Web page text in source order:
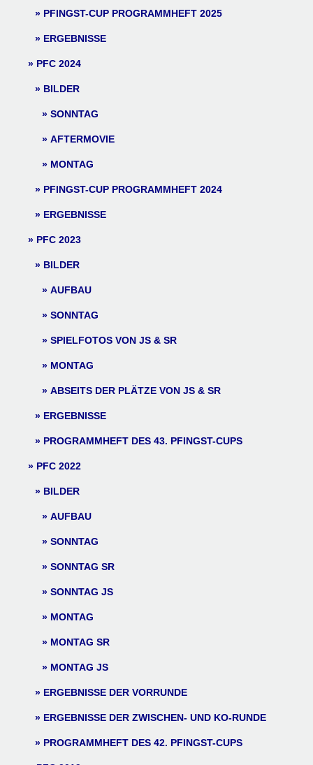
PFINGST-CUP PROGRAMMHEFT 2025
ERGEBNISSE
PFC 2024
BILDER
SONNTAG
AFTERMOVIE
MONTAG
PFINGST-CUP PROGRAMMHEFT 2024
ERGEBNISSE
PFC 2023
BILDER
AUFBAU
SONNTAG
SPIELFOTOS VON JS & SR
MONTAG
ABSEITS DER PLÄTZE VON JS & SR
ERGEBNISSE
PROGRAMMHEFT DES 43. PFINGST-CUPS
PFC 2022
BILDER
AUFBAU
SONNTAG
SONNTAG SR
SONNTAG JS
MONTAG
MONTAG SR
MONTAG JS
ERGEBNISSE DER VORRUNDE
ERGEBNISSE DER ZWISCHEN- UND KO-RUNDE
PROGRAMMHEFT DES 42. PFINGST-CUPS